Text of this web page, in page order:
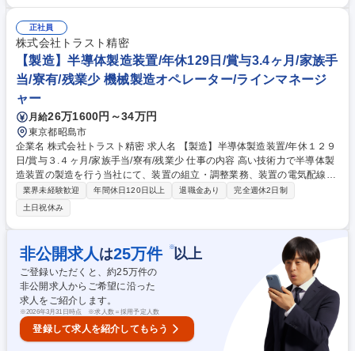
程の計画作成及び工程管理 ■工場内での試験環境構築／整備 ※顧客や社内
関係部門等との打合せ・折衝等、人との関わりの多い仕事です。※顧客納
入後の機能・性能検証試験は、顧客先への出張業務となります。(国内各
地への出張業務) ※1案件あたりの担当業務期間は1ヶ月～2年程度となり
ます。 募集職種 ★１DayWEB面接★[電気系]【尼崎】鉄道用列車情報管理
装置(TCMS)の品質管理
正社員
株式会社トラスト精密
【製造】半導体製造装置/年休129日/賞与3.4ヶ月/家族手
当/寮有/残業少 機械製造オペレーター/ラインマネージ
ャー
月給26万1600円～34万円
東京都昭島市
企業名 株式会社トラスト精密 求人名 【製造】半導体製造装置/年休１２９
日/賞与３.４ヶ月/家族手当/寮有/残業少 仕事の内容 高い技術力で半導体製
造装置の製造を行う当社にて、装置の組立・調整業務、装置の電気配線・
調整業務をお任せします。 具体的には、図面、指導書を確認しながら装置
組立、配線・配管、装置を作り上げます。製品ごとに仕様が異なるため、
図面を正確に読み解く力や手先の器用さが活かせます。また、業務に慣れ
てきたら作業指導書の作成や修正にも携わり、工程改善にも貢献いただき
ます。残業は月２０時間程度、土日祝休みで年間休日１２９日と働きやす
い環境が整っており、技術者として長く活躍できます。 募集職種 【製
造】半導体製造装置/年休１２９日/賞与３.４ヶ月/家族手当/寮有/残業少
業界未経験歓迎 年間休日120日以上 退職金あり
完全週休2日制
土日祝休み
非公開求人 は25万件 ※以上
ご登録いただくと、約25万件の
非公開求人からご希望に沿った
求人をご紹介します。
※2026年3月31日時点 ※求人数＝採用予定人数
登録して求人を紹介してもらう